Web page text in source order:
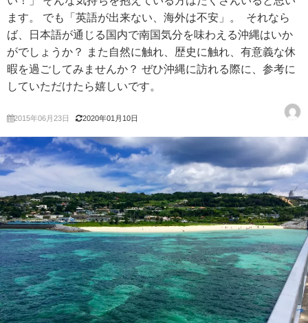
ます。 でも「英語が出来ない、海外は不安」。 それなら
ば、日本語が通じる国内で南国気分を味わえる沖縄はいか
がでしょうか？ また自然に触れ、歴史に触れ、有意義な休
暇を過ごしてみませんか？ ぜひ沖縄に訪れる際に、参考に
していただけたら嬉しいです。
2015年06月23日 2020年01月10日